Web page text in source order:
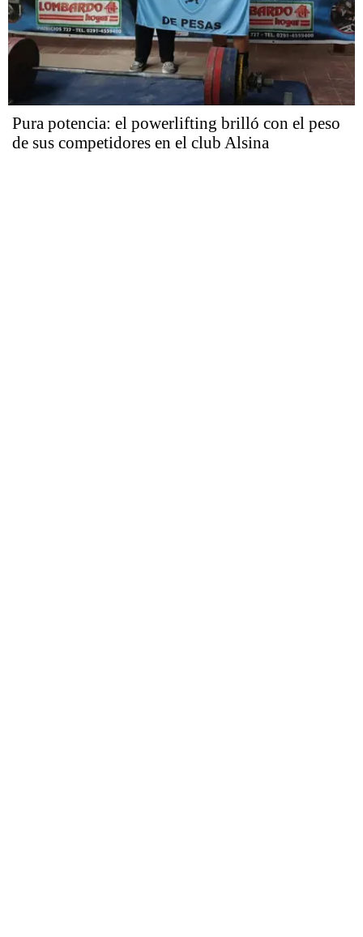
Pura potencia: el powerlifting brilló con el peso
de sus competidores en el club Alsina